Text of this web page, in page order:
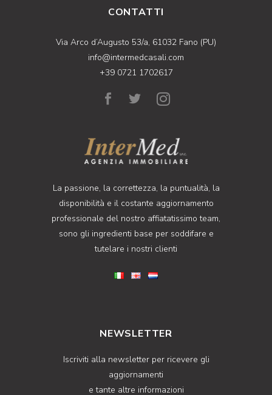
CONTATTI
Via Arco d’Augusto 53/a, 61032 Fano (PU)
info@intermedcasali.com
+39 0721 1702617
La passione, la correttezza, la puntualità, la
disponibilità e il costante aggiornamento
professionale del nostro affiatatissimo team,
sono gli ingredienti base per soddifare e
tutelare i nostri clienti
NEWSLETTER
Iscriviti alla newsletter per ricevere gli
aggiornamenti
e tante altre informazioni